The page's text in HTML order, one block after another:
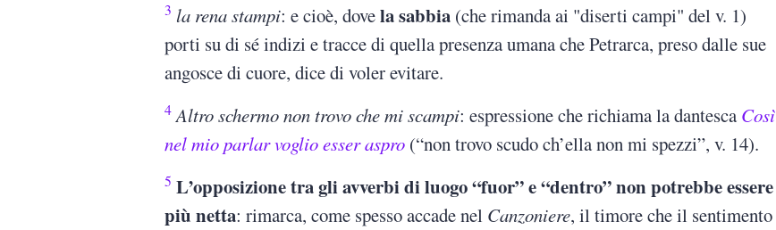
3 la rena stampi: e cioè, dovela sabbia (che rimanda ai "diserti campi" del v. 1)
porti su di sé indizi e tracce di quella presenza umana che Petrarca, preso dalle sue
angosce di cuore, dice di voler evitare.
4 Altro schermo non trovo che mi scampi: espressione che richiama la dantesca Così
nel mio parlar voglio esser aspro (“non trovo scudo ch’ella non mi spezzi”, v. 14).
5 L’opposizione tra gli avverbi di luogo “fuor” e “dentro” non potrebbe essere
più netta: rimarca, come spesso accade nel Canzoniere, il timore che il sentimento